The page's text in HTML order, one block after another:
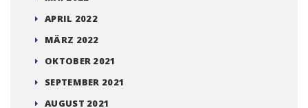
APRIL 2022
MÄRZ 2022
OKTOBER 2021
SEPTEMBER 2021
AUGUST 2021